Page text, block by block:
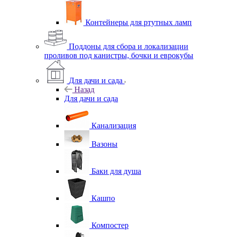
Контейнеры для ртутных ламп
Поддоны для сбора и локализации
проливов под канистры, бочки и еврокубы
Для дачи и сада
Назад
Для дачи и сада
Канализация
Вазоны
Баки для душа
Кашпо
Компостер